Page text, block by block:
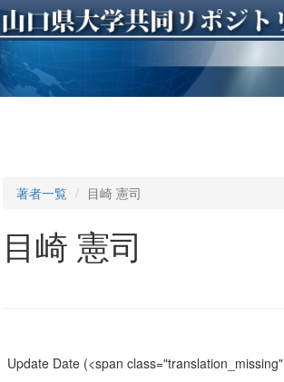
著者一覧 目崎 憲司
目崎 憲司
Update Date(<span